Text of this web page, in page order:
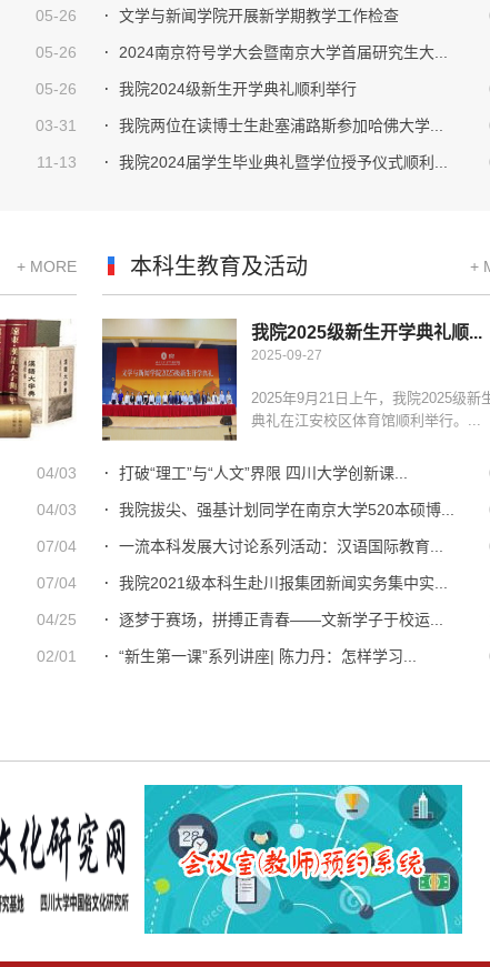
05-26
05-26
05-26
03-31
11-13
文学与新闻学院开展新学期教学工作检查
2024南京符号学大会暨南京大学首届研究生大...
我院2024级新生开学典礼顺利举行
我院两位在读博士生赴塞浦路斯参加哈佛大学...
我院2024届学生毕业典礼暨学位授予仪式顺利...
+ MORE
04/03
04/03
07/04
07/04
04/25
02/01
本科生教育及活动 +
我院2025级新生开学典礼顺...
2025-09-27
2025年9月21日上午，我院2025级新
典礼在江安校区体育馆顺利举行。...
打破“理工”与“人文”界限 四川大学创新课...
我院拔尖、强基计划同学在南京大学520本硕博...
一流本科发展大讨论系列活动：汉语国际教育...
我院2021级本科生赴川报集团新闻实务集中实...
逐梦于赛场，拼搏正青春——文新学子于校运...
“新生第一课”系列讲座| 陈力丹：怎样学习...